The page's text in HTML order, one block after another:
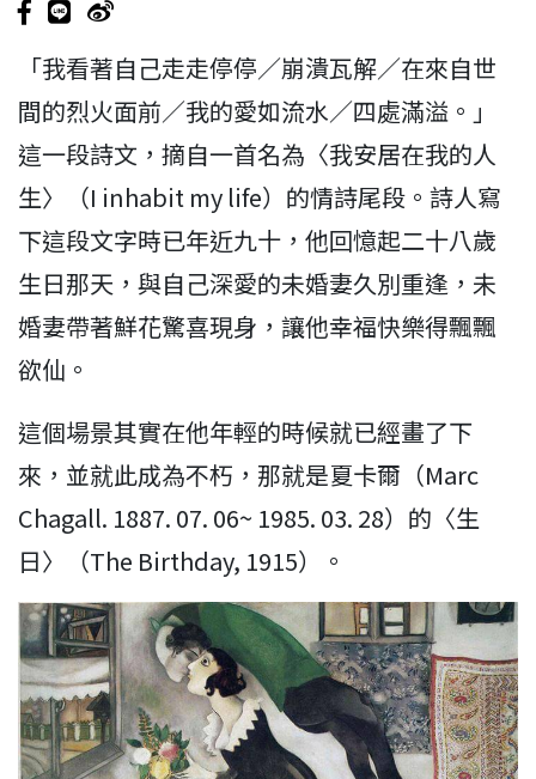
「我看著自己走走停停／崩潰瓦解／在來自世
間的烈火面前／我的愛如流水／四處滿溢。」
這一段詩文，摘自一首名為〈我安居在我的人
生〉（I inhabit my life）的情詩尾段。詩人寫
下這段文字時已年近九十，他回憶起二十八歲
生日那天，與自己深愛的未婚妻久別重逢，未
婚妻帶著鮮花驚喜現身，讓他幸福快樂得飄飄
欲仙。
這個場景其實在他年輕的時候就已經畫了下
來，並就此成為不朽，那就是夏卡爾（Marc
Chagall. 1887. 07. 06~ 1985. 03. 28）的〈生
日〉（The Birthday, 1915）。